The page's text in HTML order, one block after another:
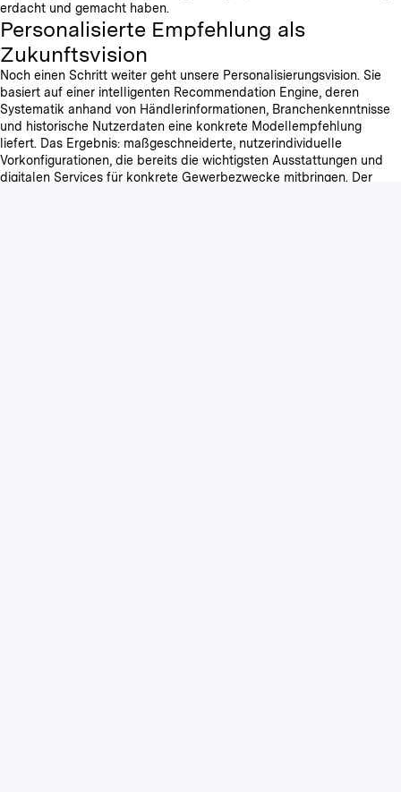
erdacht und gemacht haben.
Personalisierte Empfehlung als
Zukunftsvision
Noch einen Schritt weiter geht unsere Personalisierungsvision. Sie
basiert auf einer intelligenten Recommendation Engine, deren
Systematik anhand von Händlerinformationen, Branchenkenntnisse
und historische Nutzerdaten eine konkrete Modellempfehlung
liefert. Das Ergebnis: maßgeschneiderte, nutzerindividuelle
Vorkonfigurationen, die bereits die wichtigsten Ausstattungen und
digitalen Services für konkrete Gewerbezwecke mitbringen. Der